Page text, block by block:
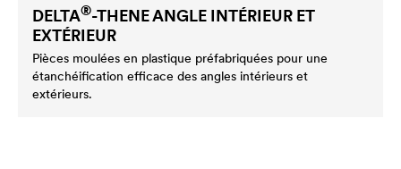
DELTA®-THENE ANGLE INTÉRIEUR ET
EXTÉRIEUR
Pièces moulées en plastique préfabriquées pour une
étanchéification efficace des angles intérieurs et
extérieurs.